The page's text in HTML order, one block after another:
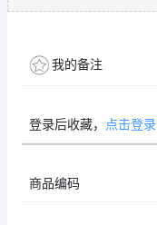
我的备注
登录后收藏， 点击登录
商品编码